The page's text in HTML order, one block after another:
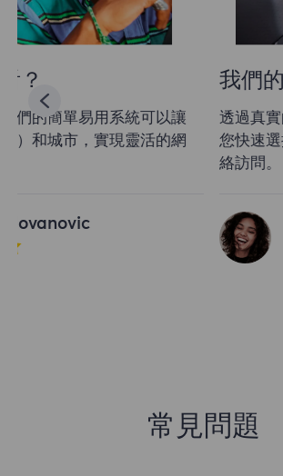
我們的客戶怎麼看？
透過真實的住宅代理，我們的簡單易
您快速選擇國家、省（州）和城市
Aleksandra Jovanovic
常見問題